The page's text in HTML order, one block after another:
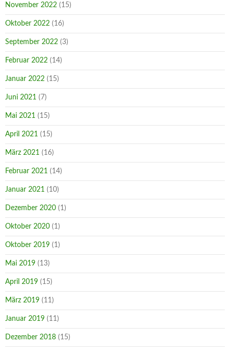
November 2022 (15)
Oktober 2022 (16)
September 2022 (3)
Februar 2022 (14)
Januar 2022 (15)
Juni 2021 (7)
Mai 2021 (15)
April 2021 (15)
März 2021 (16)
Februar 2021 (14)
Januar 2021 (10)
Dezember 2020 (1)
Oktober 2020 (1)
Oktober 2019 (1)
Mai 2019 (13)
April 2019 (15)
März 2019 (11)
Januar 2019 (11)
Dezember 2018 (15)